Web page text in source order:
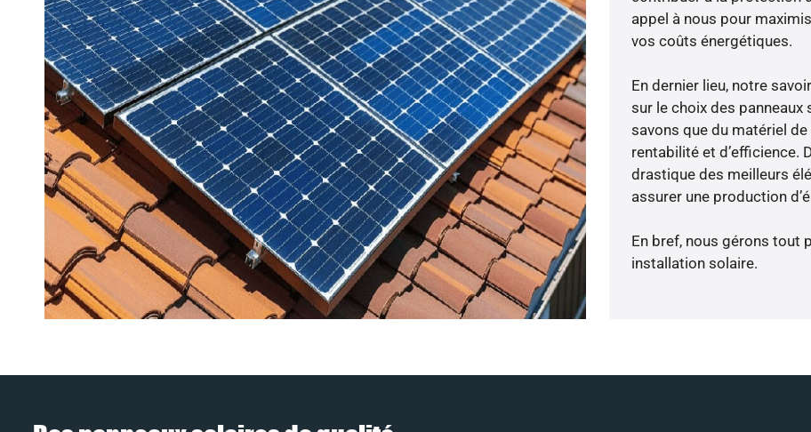
appel à nous pour
vos coûts énergétiques.
En dernier lieu, notre
sur le choix des
savons que du matériel
rentabilité et d’efficience.
drastique des meilleurs
assurer une production
En bref, nous gérons tout
installation solaire.